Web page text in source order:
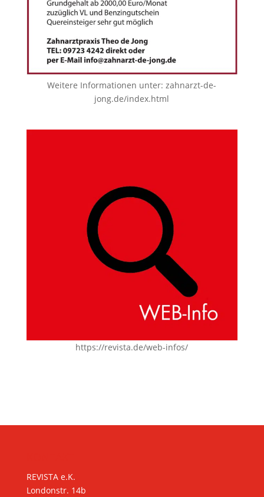
Weitere Informationen unter:zahnarzt-de-
jong.de/index.html
https://revista.de/web-infos/
REVISTA e.K.
Londonstr. 14b